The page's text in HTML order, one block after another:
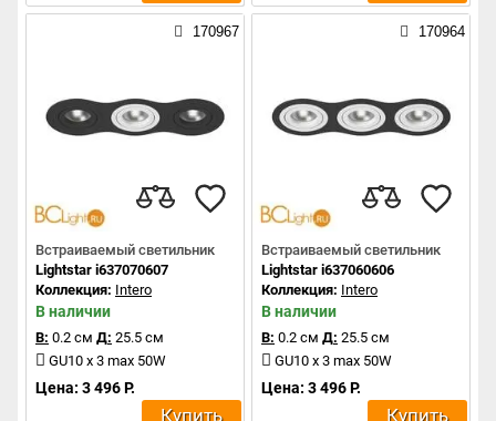
170967
Встраиваемый светильник
Lightstar i637070607
Коллекция: Intero
В наличии
В: 0.2 см Д: 25.5 см
GU10 x 3 max 50W
Цена: 3 496 Р.
Купить
170964
Встраиваемый светильник
Lightstar i637060606
Коллекция: Intero
В наличии
В: 0.2 см Д: 25.5 см
GU10 x 3 max 50W
Цена: 3 496 Р.
Купить